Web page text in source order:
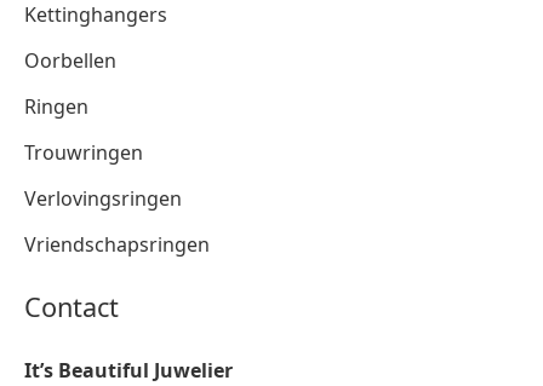
Kettinghangers
Oorbellen
Ringen
Trouwringen
Verlovingsringen
Vriendschapsringen
Contact
It’s Beautiful Juwelier